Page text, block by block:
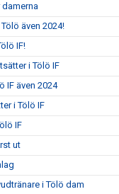
även 2024!
IF!
i Tölö IF
IF även 2024
i Tölö IF
IF
ut
i Tölö dam